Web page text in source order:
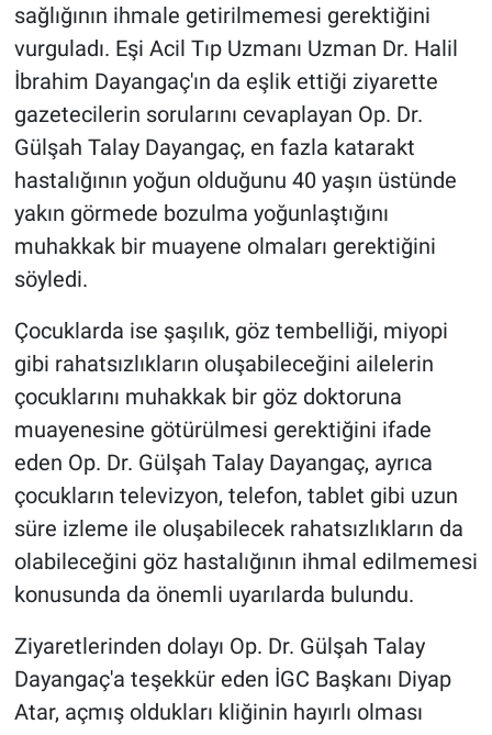
sağlığının ihmale getirilmemesi gerektiğini
vurguladı. Eşi Acil Tıp Uzmanı Uzman Dr. Halil
İbrahim Dayangaç'ın da eşlik ettiği ziyarette
gazetecilerin sorularını cevaplayan Op. Dr.
Gülşah Talay Dayangaç, en fazla katarakt
hastalığının yoğun olduğunu 40 yaşın üstünde
yakın görmede bozulma yoğunlaştığını
muhakkak bir muayene olmaları gerektiğini
söyledi.
Çocuklarda ise şaşılık, göz tembelliği, miyopi
gibi rahatsızlıkların oluşabileceğini ailelerin
çocuklarını muhakkak bir göz doktoruna
muayenesine götürülmesi gerektiğini ifade
eden Op. Dr. Gülşah Talay Dayangaç, ayrıca
çocukların televizyon, telefon, tablet gibi uzun
süre izleme ile oluşabilecek rahatsızlıkların da
olabileceğini göz hastalığının ihmal edilmemesi
konusunda da önemli uyarılarda bulundu.
Ziyaretlerinden dolayı Op. Dr. Gülşah Talay
Dayangaç'a teşekkür eden İGC Başkanı Diyap
Atar, açmış oldukları kliğinin hayırlı olması